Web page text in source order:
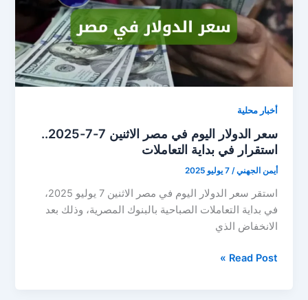
الاثنين
7-
7-
2025
أخبار محلية
سعر الدولار اليوم في مصر الاثنين 7-7-2025..
استقرار في بداية التعاملات
أيمن الجهني/7 يوليو 2025
استقر سعر الدولار اليوم في مصر الاثنين 7 يوليو 2025،
في بداية التعاملات الصباحية بالبنوك المصرية، وذلك بعد
الانخفاض الذي
سعر
Read Post »